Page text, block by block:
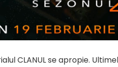
CLANUL se apropie.